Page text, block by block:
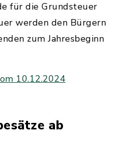
für die Grundsteuer
werden den Bürgern
zum Jahresbeginn
10.12.2024
ab